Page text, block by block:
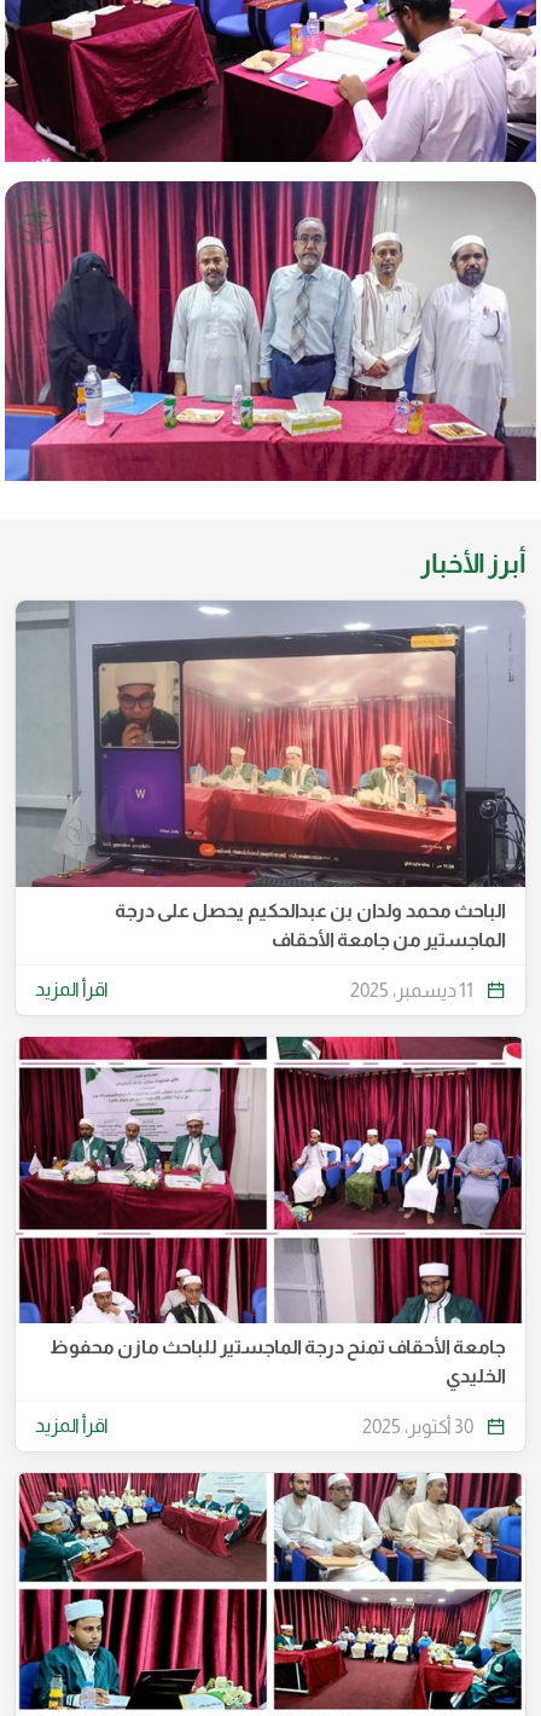
أبرز الأخبار
الباحث محمد ولدان بن عبدالحكيم يحصل على درجة
الماجستير من جامعة الأحقاف
11 ديسمبر، 2025 اقرأ المزيد
جامعة الأحقاف تمنح درجة الماجستير للباحث مازن محفوظ
الخليدي
30 أكتوبر، 2025 اقرأ المزيد